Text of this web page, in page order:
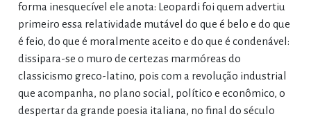
forma inesquecível ele anota: Leopardi foi quem advertiu
primeiro essa relatividade mutável do que é belo e do que
é feio, do que é moralmente aceito e do que é condenável:
dissipara-se o muro de certezas marmóreas do
classicismo greco-latino, pois com a revolução industrial
que acompanha, no plano social, político e econômico, o
despertar da grande poesia italiana, no final do século